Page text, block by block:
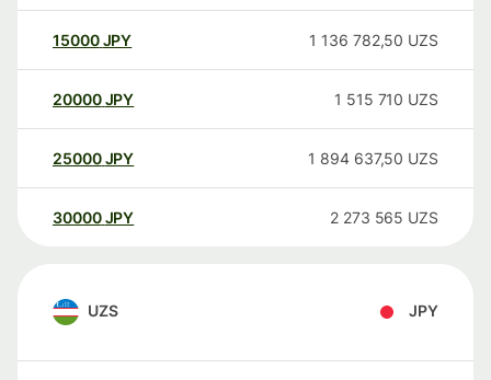
15000 JPY 1 136 782,50 UZS
20000 JPY 1 515 710 UZS
25000 JPY 1 894 637,50 UZS
30000 JPY 2 273 565 UZS
UZS JPY